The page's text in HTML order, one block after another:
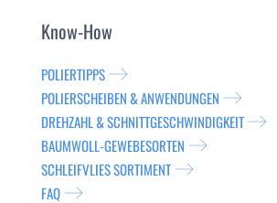
Know-How
POLIERTIPPS
POLIERSCHEIBEN & ANWENDUNGEN
DREHZAHL & SCHNITTGESCHWINDIGKEIT
BAUMWOLL-GEWEBESORTEN
SCHLEIFVLIES SORTIMENT
FAQ